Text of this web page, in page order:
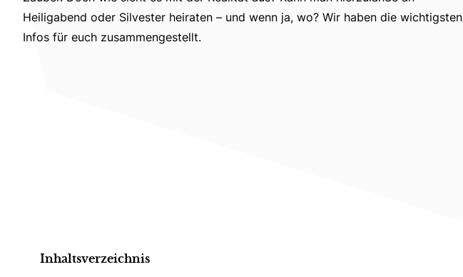
Heiligabend oder Silvester heiraten – und wenn ja, wo? Wir haben die wichtigsten
Infos für euch zusammengestellt.
Inhaltsverzeichnis